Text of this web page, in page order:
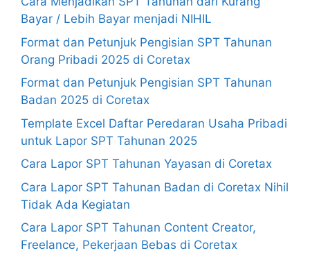
Bayar / Lebih Bayar menjadi NIHIL
Format dan Petunjuk Pengisian SPT Tahunan
Orang Pribadi 2025 di Coretax
Format dan Petunjuk Pengisian SPT Tahunan
Badan 2025 di Coretax
Template Excel Daftar Peredaran Usaha Pribadi
untuk Lapor SPT Tahunan 2025
Cara Lapor SPT Tahunan Yayasan di Coretax
Cara Lapor SPT Tahunan Badan di Coretax Nihil
Tidak Ada Kegiatan
Cara Lapor SPT Tahunan Content Creator,
Freelance, Pekerjaan Bebas di Coretax